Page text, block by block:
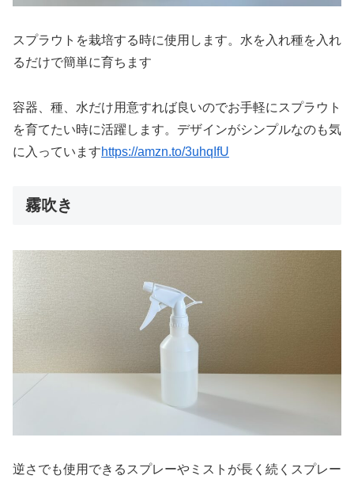
スプラウトを栽培する時に使用します。水を入れ種を入れ
るだけで簡単に育ちます
容器、種、水だけ用意すれば良いのでお手軽にスプラウト
を育てたい時に活躍します。デザインがシンプルなのも気
に入っていますhttps://amzn.to/3uhqIfU
霧吹き
逆さでも使用できるスプレーやミストが長く続くスプレー